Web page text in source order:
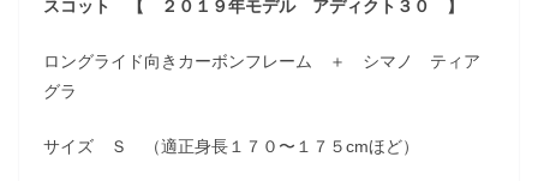
スコット 【 ２０１９年モデル アディクト３０ 】
ロングライド向きカーボンフレーム ＋ シマノ ティア
グラ
サイズ Ｓ （適正身長１７０〜１７５cmほど）